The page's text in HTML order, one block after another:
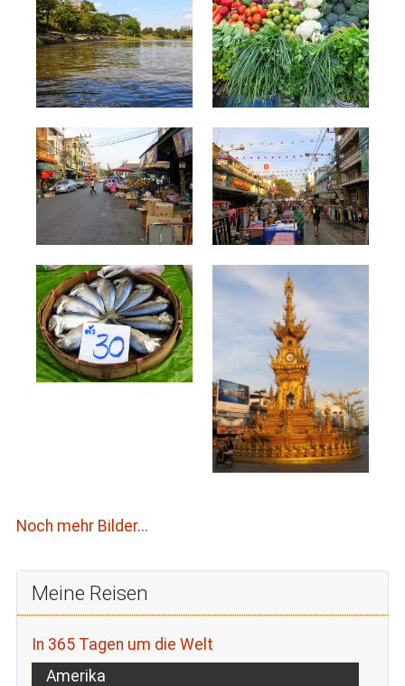
Noch mehr Bilder...
Meine Reisen
In 365 Tagen um die Welt
Amerika